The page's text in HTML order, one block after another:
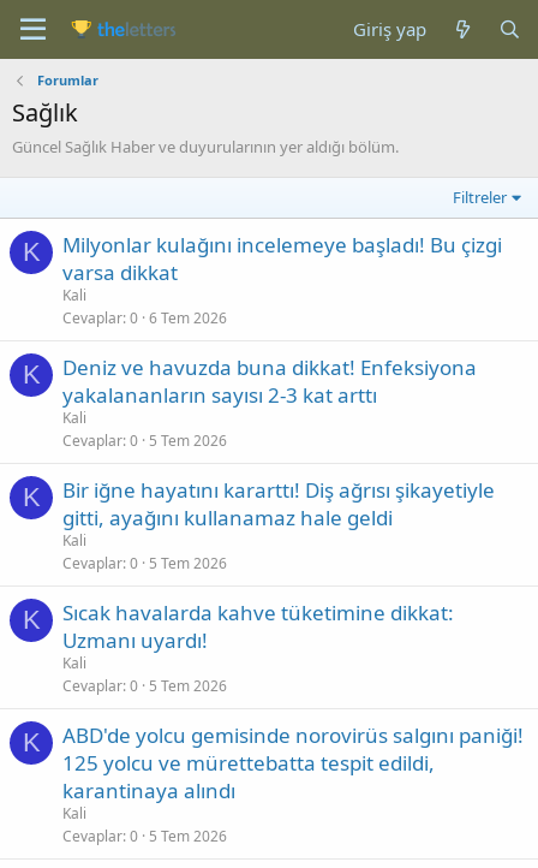
Giriş yap
Forumlar
Sağlık
Güncel Sağlık Haber ve duyurularının yer aldığı bölüm.
Filtreler
K
Milyonlar kulağını incelemeye başladı! Bu çizgi
varsa dikkat
Kali
Cevaplar 0 6 Tem 2026
K
Deniz ve havuzda buna dikkat! Enfeksiyona
yakalananların sayısı 2-3 kat arttı
Kali
Cevaplar 0 5 Tem 2026
K
Bir iğne hayatını kararttı! Diş ağrısı şikayetiyle
gitti, ayağını kullanamaz hale geldi
Kali
Cevaplar 0 5 Tem 2026
K
Sıcak havalarda kahve tüketimine dikkat:
Uzmanı uyardı!
Kali
Cevaplar 0 5 Tem 2026
K
ABD'de yolcu gemisinde norovirüs salgını paniği!
125 yolcu ve mürettebatta tespit edildi,
karantinaya alındı
Kali
Cevaplar 0 5 Tem 2026